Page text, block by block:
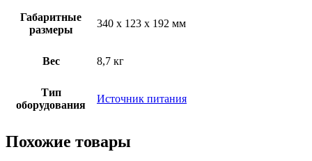
Габаритные
размеры
340 x 123 x 192 мм
Вес 8,7 кг
Тип
оборудования
Источник питания
Похожие товары